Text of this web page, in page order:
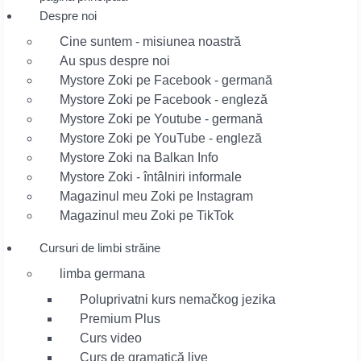
Despre noi
Cine suntem - misiunea noastră
Au spus despre noi
Mystore Zoki pe Facebook - germană
Mystore Zoki pe Facebook - engleză
Mystore Zoki pe Youtube - germană
Mystore Zoki pe YouTube - engleză
Mystore Zoki na Balkan Info
Mystore Zoki - întâlniri informale
Magazinul meu Zoki pe Instagram
Magazinul meu Zoki pe TikTok
Cursuri de limbi străine
limba germana
Poluprivatni kurs nemačkog jezika
Premium Plus
Curs video
Curs de gramatică live